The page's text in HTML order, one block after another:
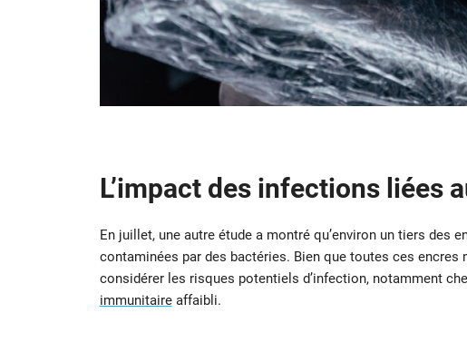
L’impact des infections liées
En juillet, une autre étude a montré qu’environ un tiers des
contaminées par des bactéries. Bien que toutes ces
considérer les risques potentiels d’infection, notamment
immunitaireaffaibli.